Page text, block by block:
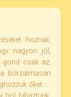
hoznak,
nagyon jól,
csak az,
borzalmasan
őket. ...